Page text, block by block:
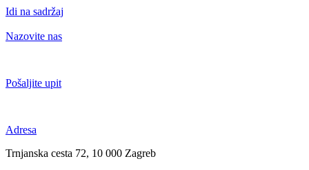
Idi na sadržaj
Nazovite nas
Pošaljite upit
Adresa
Trnjanska cesta 72, 10 000 Zagreb